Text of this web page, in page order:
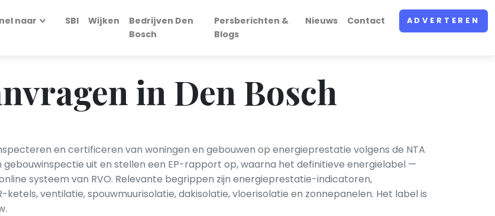
naar SBI Wijken
Bedrijven Den
Bosch
Persberichten &
Blogs
Nieuws Contact ADVERTEREN
in Den Bosch
en certificeren van woningen en gebouwen op energieprestatie volgens de NTA
uit en stellen een EP-rapport op, waarna het definitieve energielabel —
systeem van RVO. Relevante begrippen zijn energieprestatie-indicatoren,
ventilatie, spouwmuurisolatie, dakisolatie, vloerisolatie en zonnepanelen. Het label is